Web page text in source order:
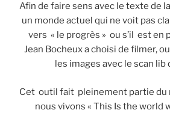
Afin de faire sens avec le texte de
un monde actuel qui ne voit pas
vers « le progrès » ou s’il est en
Jean Bocheux a choisi de filmer,
les images avec le scan lib
Cet outil fait pleinement partie du
nous vivons « This Is the world